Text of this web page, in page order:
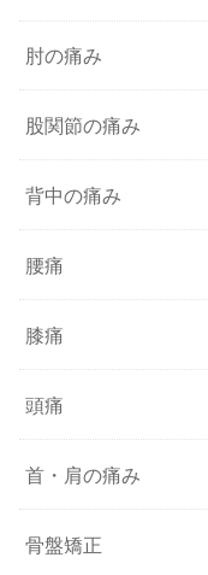
肘の痛み
股関節の痛み
背中の痛み
腰痛
膝痛
頭痛
首・肩の痛み
骨盤矯正